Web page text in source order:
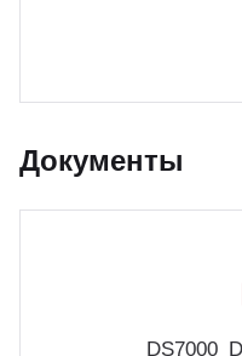
Документы